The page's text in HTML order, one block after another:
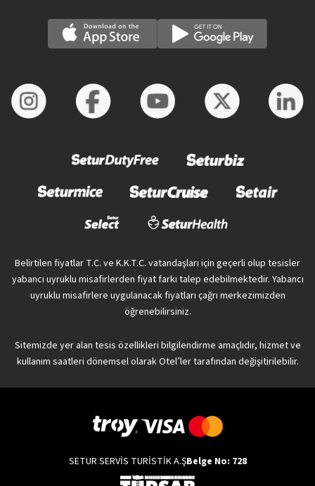
Belirtilen fiyatlar T.C. ve K.K.T.C. vatandaşları için geçerli olup tesisler
yabancı uyruklu misafirlerden fiyat farkı talep edebilmektedir. Yabancı
uyruklu misafirlere uygulanacak fiyatları çağrı merkezimizden
öğrenebilirsiniz.
Sitemizde yer alan tesis özellikleri bilgilendirme amaçlıdır, hizmet ve
kullanım saatleri dönemsel olarak Otel’ler tarafından değişitirilebilir.
SETUR SERVİS TURİSTİK A.ŞBelge No: 728